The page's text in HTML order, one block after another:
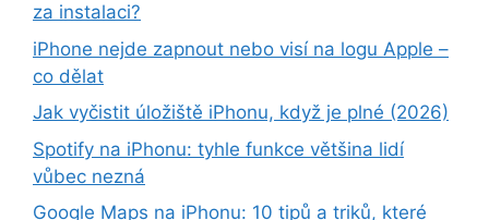
za instalaci?
iPhone nejde zapnout nebo visí na logu Apple –
co dělat
Jak vyčistit úložiště iPhonu, když je plné (2026)
Spotify na iPhonu: tyhle funkce většina lidí
vůbec nezná
Google Maps na iPhonu: 10 tipů a triků, které